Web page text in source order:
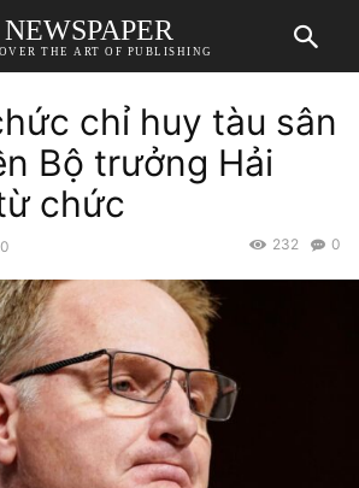
NEWSPAPER
THE ART OF PUBLISHING
chỉ huy tàu sân
Bộ trưởng Hải
chức
0
232